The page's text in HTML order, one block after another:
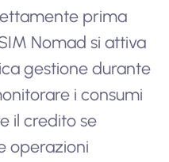
prima
Nomad si attiva
gestione durante
i consumi
il credito se
operazioni